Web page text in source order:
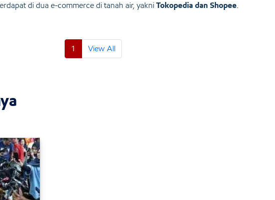
di dua e-commerce di tanah air, yakni Tokopedia dan Shopee.
1 View All